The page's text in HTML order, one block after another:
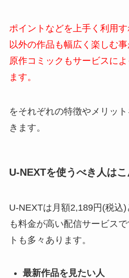
ポイントなどを上手く利用す
以外の作品も幅広く楽しむ事
原作コミックもサービスに
ます。
をそれぞれの特徴やメリッ
きます。
U-NEXTを使うべき人はこ
U-NEXTは月額2,189円(税込
も料金が高い配信サービス
トも多々あります。
最新作品を見たい人